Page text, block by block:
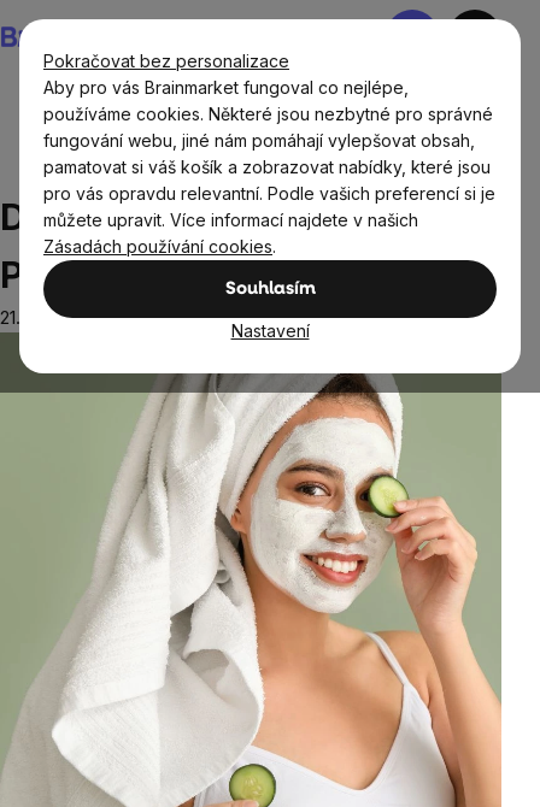
Pokračovat bez personalizace
Aby pro vás Brainmarket fungoval co nejlépe,
používáme cookies. Některé jsou nezbytné pro správné
fungování webu, jiné nám pomáhají vylepšovat obsah,
pamatovat si váš košík a zobrazovat nabídky, které jsou
pro vás opravdu relevantní. Podle vašich preferencí si je
můžete upravit. Více informací najdete v našich
Zásadách používání cookies.
Souhlasím
Nastavení
na
obsah
Nákupní
Blog
Domácí pleťové masky: Přírodní cesta ke krásné
pleti
Domácí pleťové masky:
Přírodní cesta ke krásné pleti
21.2.2025